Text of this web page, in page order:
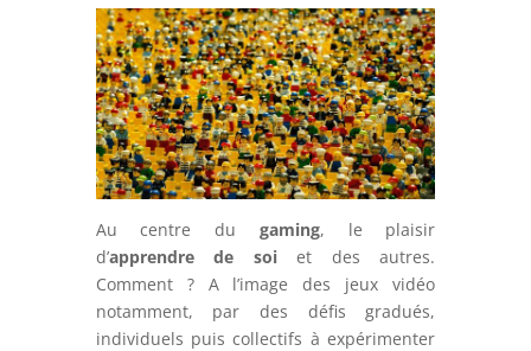
Au centre du gaming, le plaisir
d’apprendre de soiet des autres.
Comment ? A l’image des jeux vidéo
notamment, par des défis gradués,
individuels puis collectifs à expérimenter